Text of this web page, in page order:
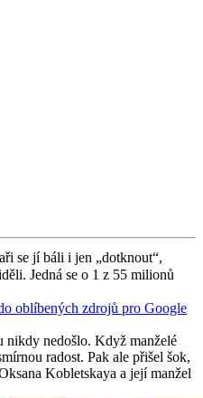
se jí báli i jen „dotknout“,
Jedná se o 1 z 55 milionů
oblíbených zdrojů pro Google
nikdy nedošlo. Když manželé
radost. Pak ale přišel šok,
Kobletskaya a její manžel